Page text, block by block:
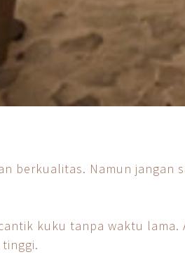
berkualitas. Namun jangan
kuku tanpa waktu lama.